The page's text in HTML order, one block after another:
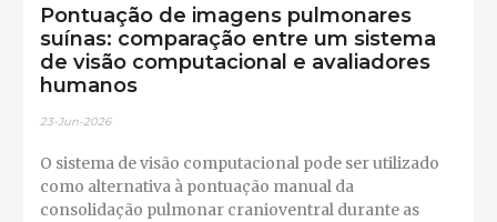
Pontuação de imagens pulmonares
suínas: comparação entre um sistema
de visão computacional e avaliadores
humanos
23-Jun-2026
O sistema de visão computacional pode ser utilizado
como alternativa à pontuação manual da
consolidação pulmonar cranioventral durante as